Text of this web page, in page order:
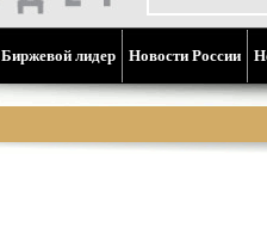
Биржевой лидер Новости России